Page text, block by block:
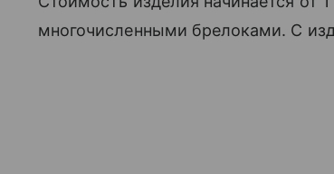
многочисленными брелоками. С